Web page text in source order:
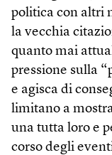
politica con altri
la vecchia
quanto mai
pressione sulla
e agisca di
limitano a
una tutta loro e
corso degli